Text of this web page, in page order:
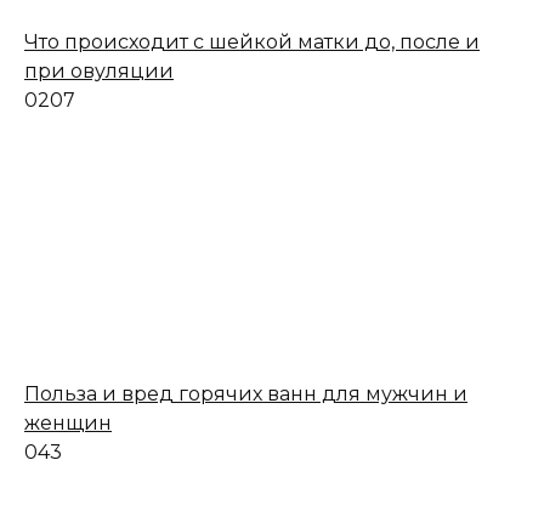
Что происходит с шейкой матки до, после и
при овуляции
0207
Польза и вред горячих ванн для мужчин и
женщин
043